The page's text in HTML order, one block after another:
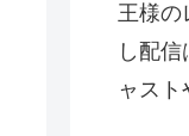
王様の
し配
ャスト